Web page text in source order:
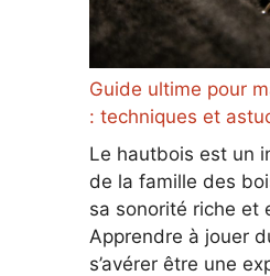
Guide ultime pour
: techniques et
Le hautbois est un
de la famille des
sa sonorité riche et
Apprendre à jouer
s’avérer être une